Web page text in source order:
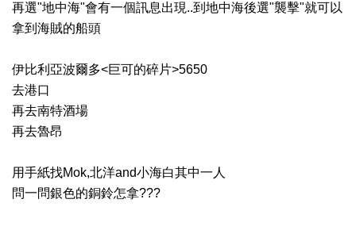
再選"地中海"會有一個訊息出現..到地中海後選"襲擊"就可以
拿到海賊的船頭
伊比利亞波爾多<巨可的碎片>5650
去港口
再去南特酒場
再去魯昂
用手紙找Mok,北洋and小海白其中一人
問一問銀色的銅鈴怎拿???